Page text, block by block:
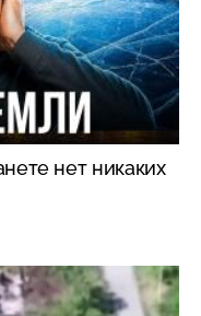
нет никаких